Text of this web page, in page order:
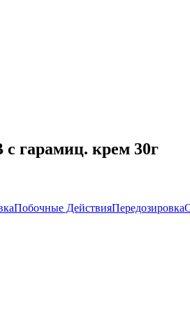
гарамиц. крем 30г
Побочные ДействияПередозировка